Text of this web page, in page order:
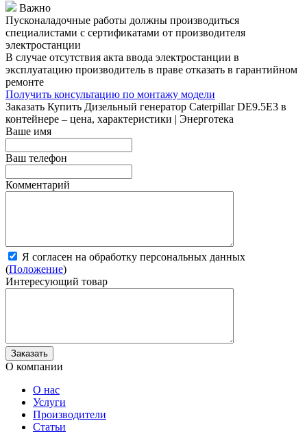
Важно
Пусконаладочные работы должны производиться
специалистами с сертификатами от производителя
электростанции
В случае отсутствия акта ввода электростанции в
эксплуатацию производитель в праве отказать в гарантийном
ремонте
Получить консультацию по монтажу модели
Заказать Купить Дизельный генератор Caterpillar DE9.5E3 в
контейнере – цена, характеристики | Энерготека
Ваше имя
Ваш телефон
Комментарий
Я согласен на обработку персональных данных
(Положение)
Интересующий товар
О компании
О нас
Услуги
Производители
Статьи